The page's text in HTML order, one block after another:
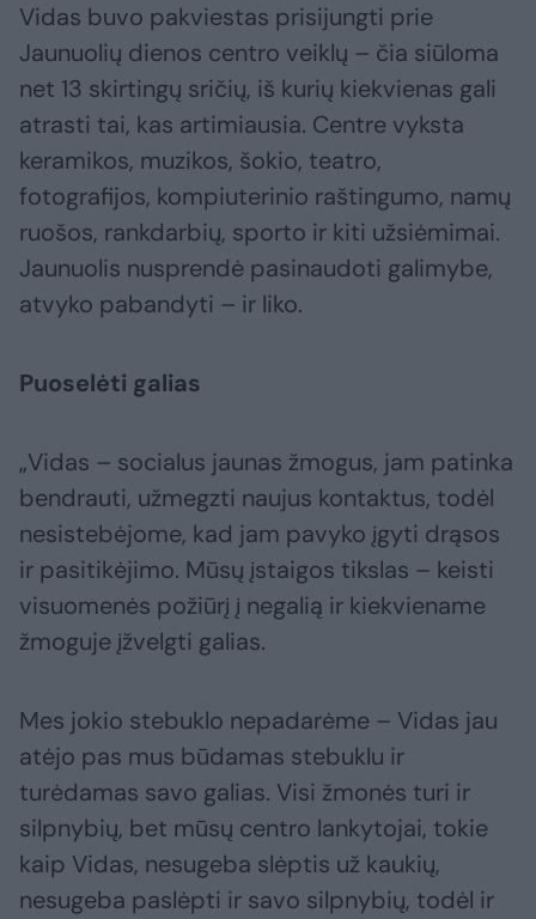
Vidas buvo pakviestas prisijungti prie
Jaunuolių dienos centro veiklų – čia siūloma
net 13 skirtingų sričių, iš kurių kiekvienas gali
atrasti tai, kas artimiausia. Centre vyksta
keramikos, muzikos, šokio, teatro,
fotografijos, kompiuterinio raštingumo, namų
ruošos, rankdarbių, sporto ir kiti užsiėmimai.
Jaunuolis nusprendė pasinaudoti galimybe,
atvyko pabandyti – ir liko.
Puoselėti galias
„Vidas – socialus jaunas žmogus, jam patinka
bendrauti, užmegzti naujus kontaktus, todėl
nesistebėjome, kad jam pavyko įgyti drąsos
ir pasitikėjimo. Mūsų įstaigos tikslas – keisti
visuomenės požiūrį į negalią ir kiekviename
žmoguje įžvelgti galias.
Mes jokio stebuklo nepadarėme – Vidas jau
atėjo pas mus būdamas stebuklu ir
turėdamas savo galias. Visi žmonės turi ir
silpnybių, bet mūsų centro lankytojai, tokie
kaip Vidas, nesugeba slėptis už kaukių,
nesugeba paslėpti ir savo silpnybių, todėl ir